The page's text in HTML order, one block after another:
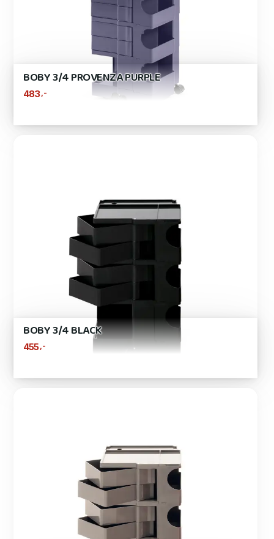
BOBY 3/4 PROVENZA PURPLE
483,-
BOBY 3/4 BLACK
455,-